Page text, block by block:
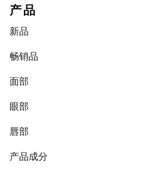
产品
新品
畅销品
面部
眼部
唇部
产品成分